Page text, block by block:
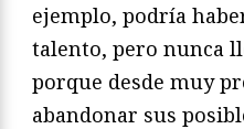
ejemplo, podría
talento, pero nunca
porque desde muy
abandonar sus